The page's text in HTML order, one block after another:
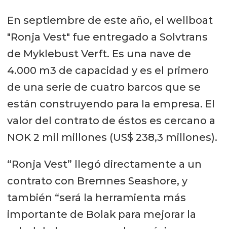
En septiembre de este año, el wellboat
"Ronja Vest" fue entregado a Solvtrans
de Myklebust Verft. Es una nave de
4.000 m3 de capacidad y es el primero
de una serie de cuatro barcos que se
están construyendo para la empresa. El
valor del contrato de éstos es cercano a
NOK 2 mil millones (US$ 238,3 millones).
“Ronja Vest” llegó directamente a un
contrato con Bremnes Seashore, y
también “será la herramienta más
importante de Bolak para mejorar la